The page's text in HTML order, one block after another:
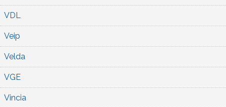
VDL
Veip
Velda
VGE
Vincia